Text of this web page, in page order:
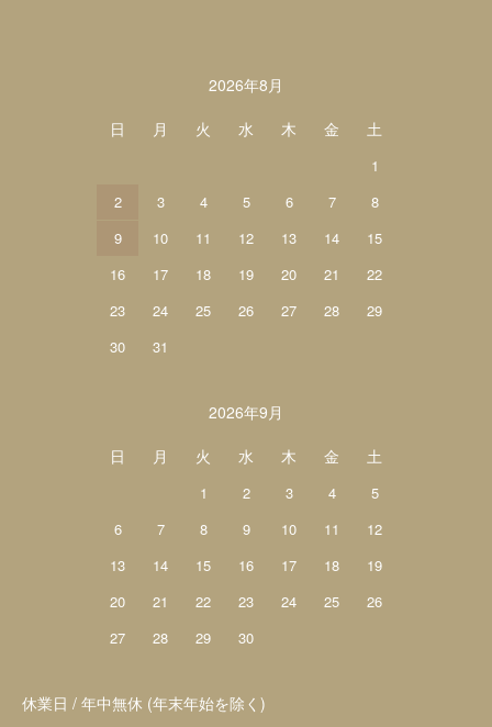
2026年8月
日
月 火 水 木 金 土
1
2
3 4 5 6 7
8
9
10 11 12 13 14
15
16
17 18 19 20 21
22
23
24 25 26 27 28
29
30
31
2026年9月
日
月 火 水 木 金 土
1 2 3 4
5
6
7 8 9 10 11
12
13
14 15 16 17 18
19
20
21 22 23 24 25
26
27
28 29 30
休業日 / 年中無休 (年末年始を除く)